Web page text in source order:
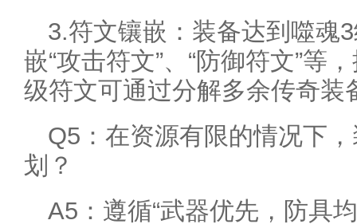
3.符文镶嵌：装备达到噬魂
嵌“攻击符文”、“防御符文”等
级符文可通过分解多余传奇装
Q5：在资源有限的情况下
划？
A5：遵循“武器优先，防具